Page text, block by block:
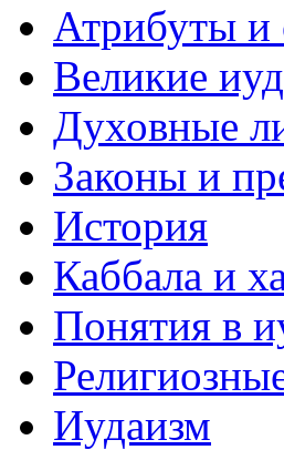
Атрибуты и
Великие
Духовные
Законы и
История
Каббала и
Понятия в
Иудаизм